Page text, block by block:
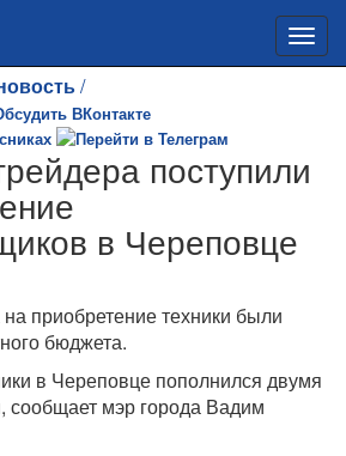
/
поступили
в Череповце
приобретение техники были
бюджета.
в Череповце пополнился двумя
сообщает мэр города Вадим